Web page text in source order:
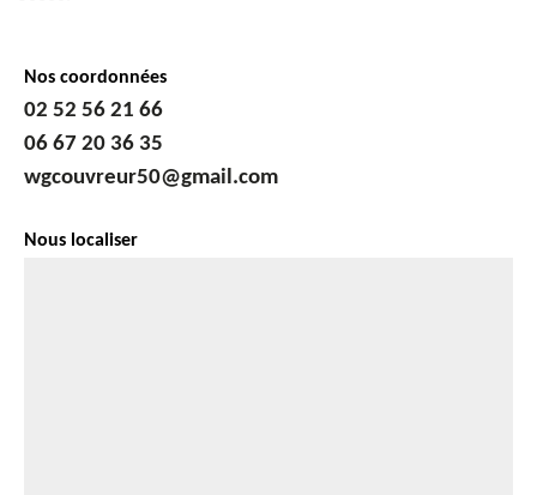
Nos coordonnées
02 52 56 21 66
06 67 20 36 35
wgcouvreur50@gmail.com
Nous localiser